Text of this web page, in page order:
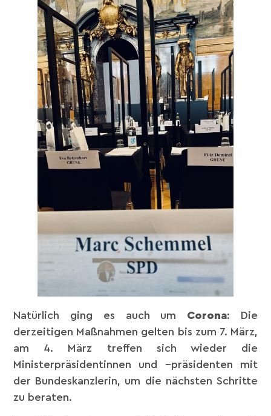
Natürlich ging es auch um Corona: Die
derzeitigen Maßnahmen gelten bis zum 7. März,
am 4. März treffen sich wieder die
Ministerpräsidentinnen und –präsidenten mit
der Bundeskanzlerin, um die nächsten Schritte
zu beraten.